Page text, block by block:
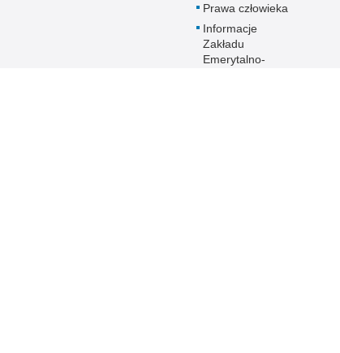
Prawa człowieka
Informacje
Zakładu
Emerytalno-